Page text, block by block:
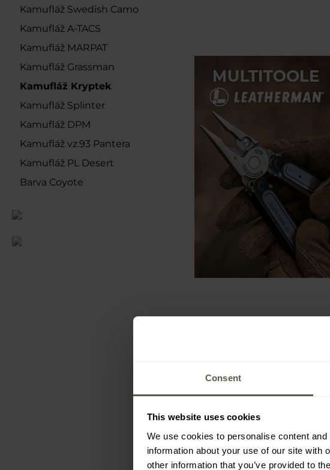
Consent
This website uses cookies
We use cookies to personalise content
information about your use of our site with
other information that you’ve provided to
Kamufláž Swedish Camo
Kamufláž A-TACS
Kamufláž MARPAT
Kamufláž Grassman
Kamufláž Kryptek
Kamufláž Splinter
Kamufláž DPM
Kamufláž vz.93 Pantera
Kamufláž PL Desert
Barva Coyote
47
NEJNOVĚJŠÍ
Kšiltovka Texar